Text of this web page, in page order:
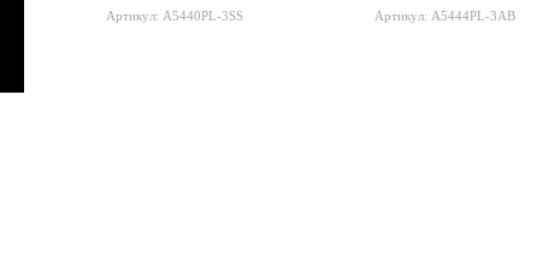
Артикул: A5440PL-3SS Артикул: A5444PL-3AB